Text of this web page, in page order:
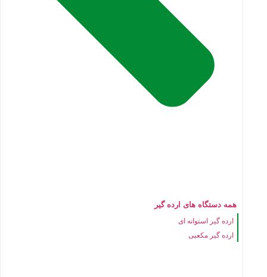
همه دستگاه های ارده گیر
ارده گیر استوانه ای
ارده گیر مکعبی